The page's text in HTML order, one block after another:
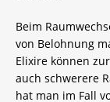
Beim
von Belohnung
Elixire können
auch schwerere
hat man im Fall